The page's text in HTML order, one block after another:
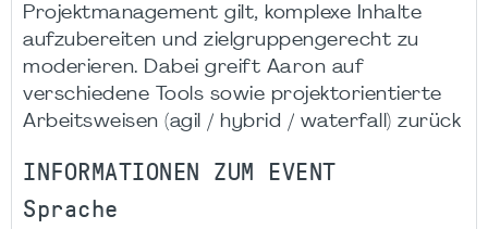
Projektmanagement gilt, komplexe Inhalte
aufzubereiten und zielgruppengerecht zu
moderieren. Dabei greift Aaron auf
verschiedene Tools sowie projektorientierte
Arbeitsweisen (agil / hybrid / waterfall) zurück
INFORMATIONEN ZUM EVENT
Sprache